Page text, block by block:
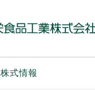
株式情報